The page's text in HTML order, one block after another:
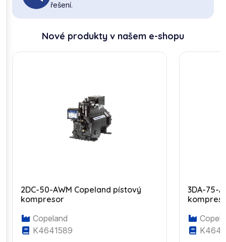
řešení.
Nové produkty v našem e-shopu
2DC-50-AWM Copeland pístový
kompresor
Copeland
K4641589
3DA-75-